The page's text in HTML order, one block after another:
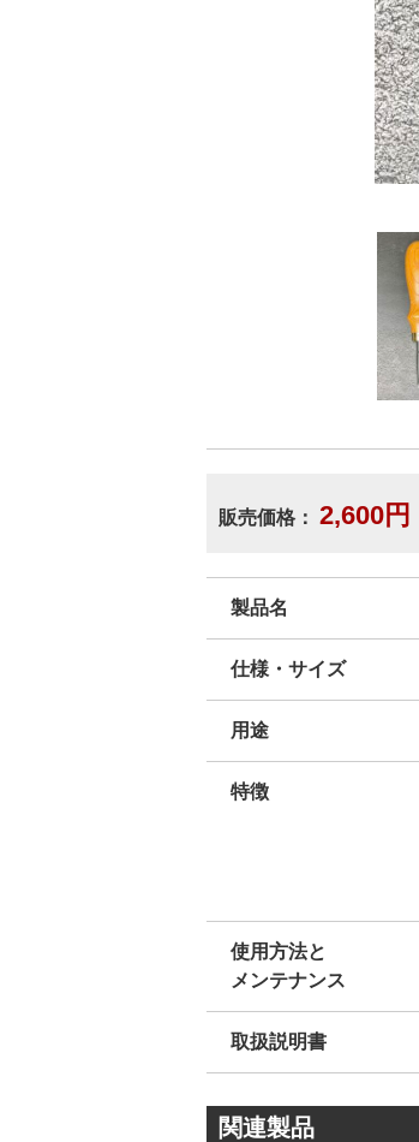
販売価格： 2,600円
製品名
仕様・サイズ
用途
特徴
使用方法と
メンテナンス
取扱説明書
関連製品